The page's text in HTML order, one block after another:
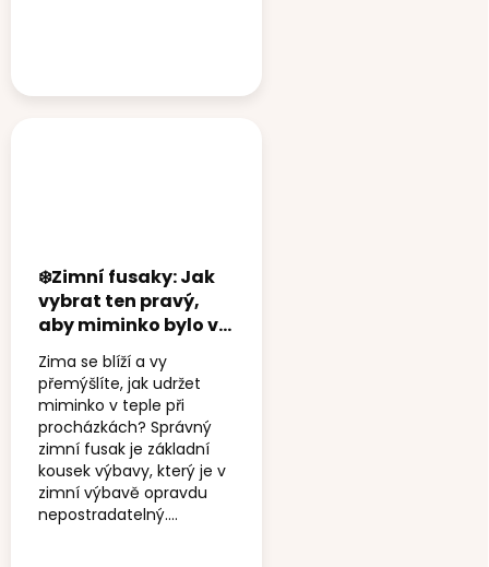
❄️Zimní fusaky: Jak
vybrat ten pravý,
aby miminko bylo v
teple a pohodlí
Zima se blíží a vy
přemýšlíte, jak udržet
miminko v teple při
procházkách? Správný
zimní fusak je základní
kousek výbavy, který je v
zimní výbavě opravdu
nepostradatelný....